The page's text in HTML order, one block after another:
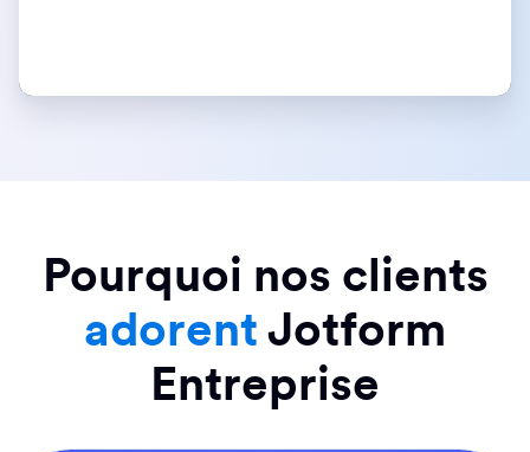
Pourquoi nos clients
adorentJotform
Entreprise